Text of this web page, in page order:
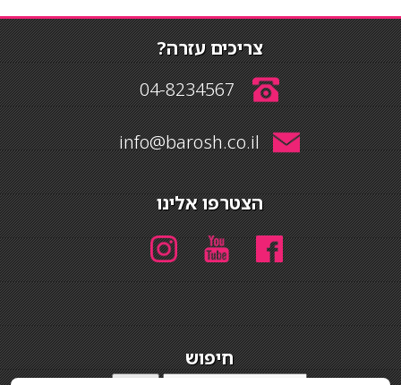
צריכים עזרה?
04-8234567
info@barosh.co.il
הצטרפו אלינו
חיפוש